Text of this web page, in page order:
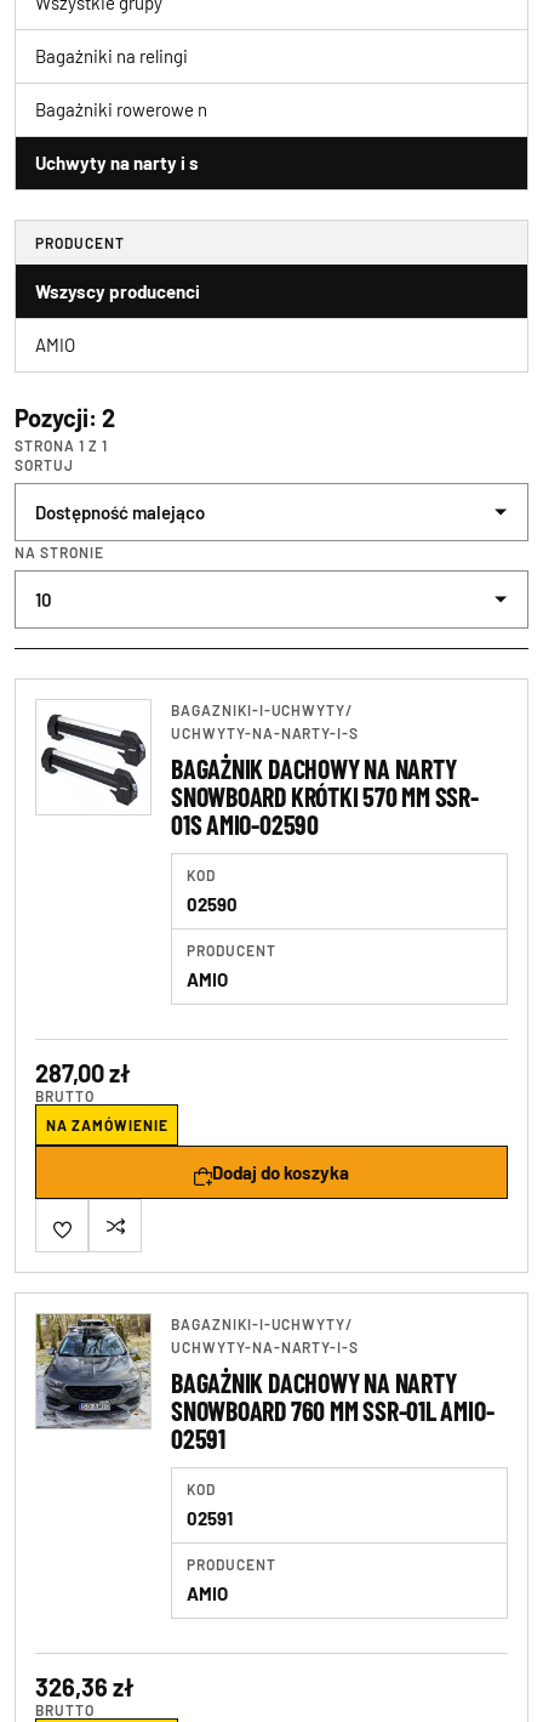
Pozycji: 2
STRONA 1 Z 1
SORTUJ
NA STRONIE
BAGAZNIKI-I-UCHWYTY/
UCHWYTY-NA-NARTY-I-S
BAGAŻNIK DACHOWY NA NARTY
SNOWBOARD KRÓTKI 570 MM SSR-
01S AMIO-02590
KOD
02590
PRODUCENT
AMIO
287,00 zł
BRUTTO
NA ZAMÓWIENIE
Dodaj do koszyka
BAGAZNIKI-I-UCHWYTY/
UCHWYTY-NA-NARTY-I-S
BAGAŻNIK DACHOWY NA NARTY
SNOWBOARD 760 MM SSR-01L AMIO-
02591
KOD
02591
PRODUCENT
AMIO
326,36 zł
BRUTTO
Bagażniki na relingi
Bagażniki rowerowe n
Uchwyty na narty i s
PRODUCENT
Wszyscy producenci
AMIO